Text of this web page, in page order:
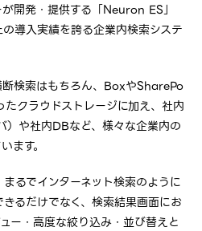
開発・提供する「Neuron ES」
導入実績を誇る企業内検索システ
検索はもちろん、BoxやSharePo
クラウドストレージに加え、社内
）や社内DBなど、様々な企業内の
ます。
るでインターネット検索のように
るだけでなく、検索結果画面にお
ー・高度な絞り込み・並び替えと